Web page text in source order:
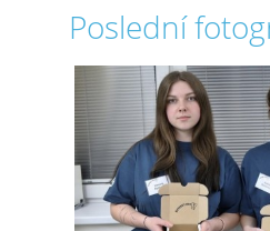
Poslední